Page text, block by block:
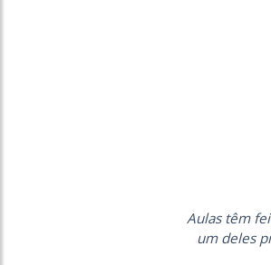
Aulas têm
um deles